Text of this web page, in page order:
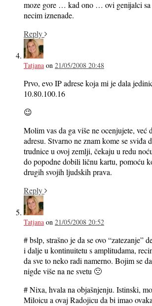
moze gore … kad ono … ovi genijalci sa
necim iznenade.
Reply
Tatjana on 21/05/2008 20:48
Prvo, evo IP adrese koja mi je dala
10.80.100.16
😉
Molim vas da ga više ne ocenjujete, već
adresu. Stvarno ne znam kome se sviđa
trudnice u ovoj zemlji, čekaju u redu
do popodne dobili ličnu kartu, pomoću
drugih svojih ljudskih prava.
Reply
Tatjana on 21/05/2008 20:52
# bslp, strašno je da se ovo “zatezanje”
i dalje u kontinuitetu s amplitudama,
da sve to neko radi namerno. Bojim se
nigde više na ne svetu 🙁
# Nixa, hvala na objašnjenju. Istinski,
Miloicu a ovaj Radojicu da bi imao